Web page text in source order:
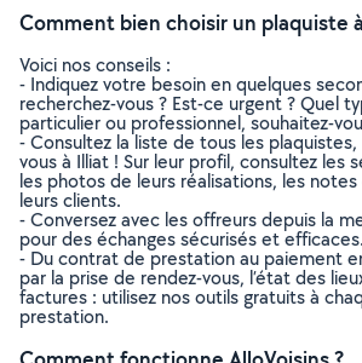
Comment bien choisir un plaquiste
Voici nos conseils :
- Indiquez votre besoin en quelques
recherchez-vous ? Est-ce urgent ? Quel
particulier ou professionnel, souhaitez-
- Consultez la liste de tous les
vous à Illiat ! Sur leur profil, consultez les
les photos de leurs réalisations, les
leurs clients.
- Conversez avec les offreurs depuis la
pour des échanges sécurisés et efficaces.
- Du contrat de prestation au paiement
par la prise de rendez-vous, l’état des
factures : utilisez nos outils gratuits à
prestation.